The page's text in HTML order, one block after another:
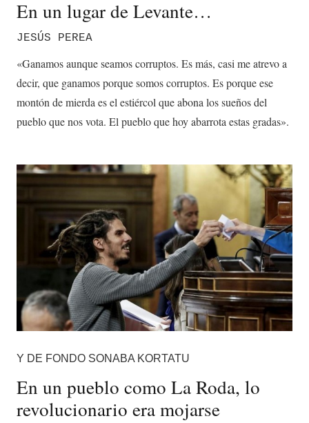
En un lugar de Levante…
JESÚS PEREA
«Ganamos aunque seamos corruptos. Es más, casi me atrevo a
decir, que ganamos porque somos corruptos. Es porque ese
montón de mierda es el estiércol que abona los sueños del
pueblo que nos vota. El pueblo que hoy abarrota estas gradas».
Y DE FONDO SONABA KORTATU
En un pueblo como La Roda, lo
revolucionario era mojarse